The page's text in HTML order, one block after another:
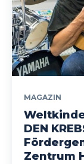
MAGAZIN
DEN
Zentrum